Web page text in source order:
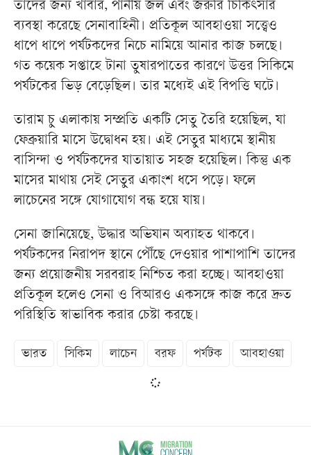
তাদের জন্য খাবার, পানীয় জল এবং জরুরি চিকিৎসার
ব্যবস্থা করেছে সেনাবাহিনী। প্রতিকূল আবহাওয়া সত্ত্বেও
ধাপে ধাপে পর্যটকদের নিচে নামিয়ে আনার কাজ চলছে।
গত কয়েক সপ্তাহে টানা তুষারপাতের কারণে উত্তর সিকিমে
পর্যটকের ভিড় বেড়েছিল। তার মধ্যেই এই বিপত্তি ঘটে।
তারাম চু এলাকায় সম্প্রতি একটি সেতু তৈরি হয়েছিল, যা
ফেব্রুয়ারি মাসে উদ্বোধন হয়। এই সেতুর মাধ্যমে স্থানীয়
বাসিন্দা ও পর্যটকদের যাতায়াত সহজ হয়েছিল। কিন্তু এক
মাসের মাথায় সেই সেতুর একাংশ ধসে পড়ে। ফলে
লাচেনের সঙ্গে যোগাযোগ বন্ধ হয়ে যায়।
সেনা জানিয়েছে, উদ্ধার অভিযান অব্যাহত থাকবে।
পর্যটকদের নিরাপদ স্থানে পৌঁছে দেওয়ার পাশাপাশি তাদের
জন্য প্রয়োজনীয় সরবরাহ নিশ্চিত করা হচ্ছে। আবহাওয়া
প্রতিকূল হলেও সেনা ও বিআরও একসঙ্গে কাজ করে দ্রুত
পরিস্থিতি স্বাভাবিক করার চেষ্টা করছে।
ভারত সিকিম লাচেন বরফ পর্যটক আবহাওয়া